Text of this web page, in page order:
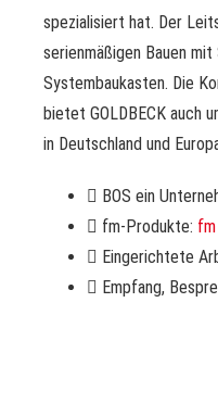
spezialisiert hat. Der
serienmäßigen Bauen
Systembaukasten. Die
bietet GOLDBECK auch
in Deutschland und
BOS ein
fm-Produkte:
Eingerichtete
Empfang,